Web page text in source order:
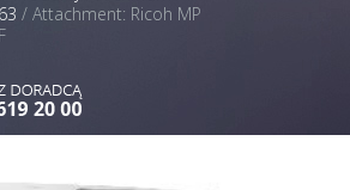
/ Attachment: Ricoh MP